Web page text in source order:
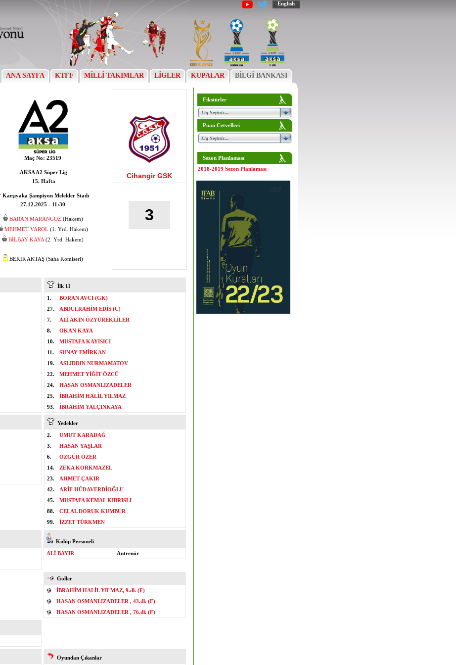
English
ANA SAYFA KTFF MİLLİ TAKIMLAR LİGLER KUPALAR BİLGİ BANKASI
Maç No: 23519
AKSA A2 Süper Lig
15. Hafta
Karşıyaka Şampiyon Melekler Stadı
27.12.2025 - 11:30
BARAN MARANGOZ (Hakem)
MEHMET VAROL (1. Yrd. Hakem)
BİLBAY KAYA (2. Yrd. Hakem)
BEKİR AKTAŞ (Saha Komiseri)
Cihangir GSK
3
İlk 11
1.
BORAN AVCI (GK)
27.
ABDULRAHİM EDİS (C)
7.
ALİ AKIN ÖZYÜREKLİLER
8.
OKAN KAYA
10.
MUSTAFA KAYISICI
11.
SUNAY EMİRKAN
19.
ASLIDDIN NURMAMATOV
22.
MEHMET YİĞİT ÖZCÜ
24.
HASAN OSMANLIZADELER
25.
İBRAHİM HALİL YILMAZ
93.
İBRAHİM YALÇINKAYA
Yedekler
2.
UMUT KARADAĞ
3.
HASAN YAŞLAR
6.
ÖZGÜR ÖZER
14.
ZEKA KORKMAZEL
23.
AHMET ÇAKIR
42.
ARİF HÜDAVERDİOĞLU
45.
MUSTAFA KEMAL KIBRISLI
88.
CELAL DORUK KUMBUR
99.
İZZET TÜRKMEN
Kulüp Personeli
ALİ BAYIR
Antrenör
Goller
İBRAHİM HALİL YILMAZ, 9.dk (F)
HASAN OSMANLIZADELER , 43.dk (F)
HASAN OSMANLIZADELER , 76.dk (F)
Oyundan Çıkanlar
Fikstürler
Puan Cetvelleri
Sezon Planlaması
2018-2019 Sezon Planlaması